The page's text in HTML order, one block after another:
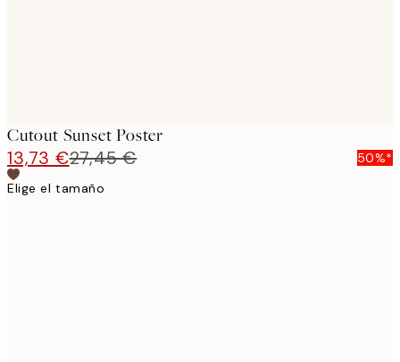
Cutout Sunset Poster
13,73 €27,45 €
50%*
Elige el tamaño